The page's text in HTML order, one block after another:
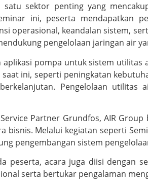
sektor penting yang
ini, peserta mendapatkan
operasional, keandalan sistem,
pengelolaan jaringan air
pompa untuk sistem
ini, seperti peningkatan
Pengelolaan
Partner Grundfos, AIR
bisnis. Melalui kegiatan seperti
pengembangan sistem
peserta, acara juga diisi dengan
serta bertukar pengalaman